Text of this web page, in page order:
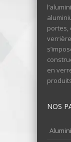
portes,
en
NOS